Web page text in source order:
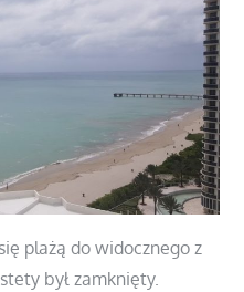
plażą do widocznego z
był zamknięty.